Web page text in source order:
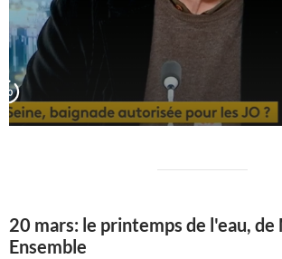
20 mars: le printemps de l'eau, de
Ensemble